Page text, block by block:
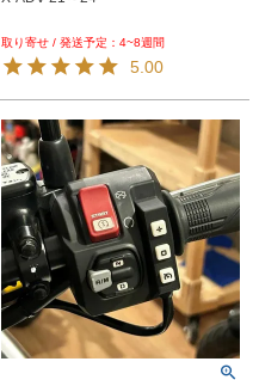
4~8週間
5.00